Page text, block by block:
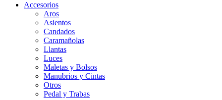
Accesorios
Aros
Asientos
Candados
Caramañolas
Llantas
Luces
Maletas y Bolsos
Manubrios y Cintas
Otros
Pedal y Trabas